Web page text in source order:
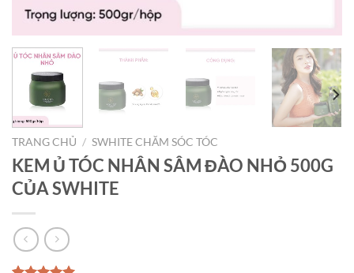
TRANG CHỦ / SWHITE CHĂM SÓC TÓC
KEM Ủ TÓC NHÂN SÂM ĐÀO NHỎ 500G
CỦA SWHITE